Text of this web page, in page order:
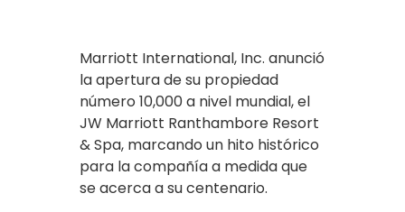
Marriott International, Inc. anunció
la apertura de su propiedad
número 10,000 a nivel mundial, el
JW Marriott Ranthambore Resort
& Spa, marcando un hito histórico
para la compañía a medida que
se acerca a su centenario.